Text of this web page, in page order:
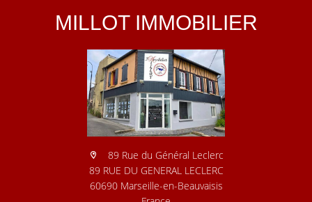
MILLOT IMMOBILIER
89 Rue du Général Leclerc
89 RUE DU GENERAL LECLERC
60690 Marseille-en-Beauvaisis